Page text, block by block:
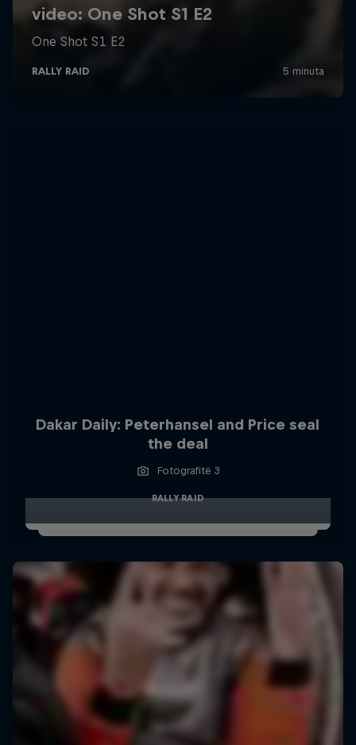
Dakar Daily: Peterhansel and Price seal
the deal
Fotografitë 3
RALLY RAID